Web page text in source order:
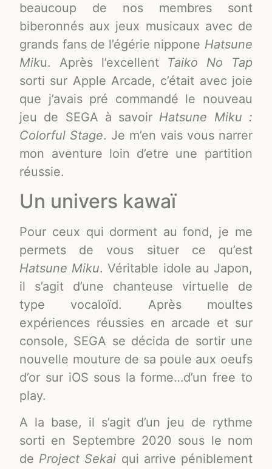
beaucoup de nos membres sont
biberonnés aux jeux musicaux avec de
grands fans de l’égérie nippone Hatsune
Miku. Après l’excellent Taiko No Tap
sorti sur Apple Arcade, c’était avec joie
que j’avais pré commandé le nouveau
jeu de SEGA à savoir Hatsune Miku :
Colorful Stage. Je m’en vais vous narrer
mon aventure loin d’etre une partition
réussie.
Un univers kawaï
Pour ceux qui dorment au fond, je me
permets de vous situer ce qu’est
Hatsune Miku. Véritable idole au Japon,
il s’agit d’une chanteuse virtuelle de
type vocaloïd. Après moultes
expériences réussies en arcade et sur
console, SEGA se décida de sortir une
nouvelle mouture de sa poule aux oeufs
d’or sur iOS sous la forme…d’un free to
play.
A la base, il s’agit d’un jeu de rythme
sorti en Septembre 2020 sous le nom
de Project Sekai qui arrive péniblement